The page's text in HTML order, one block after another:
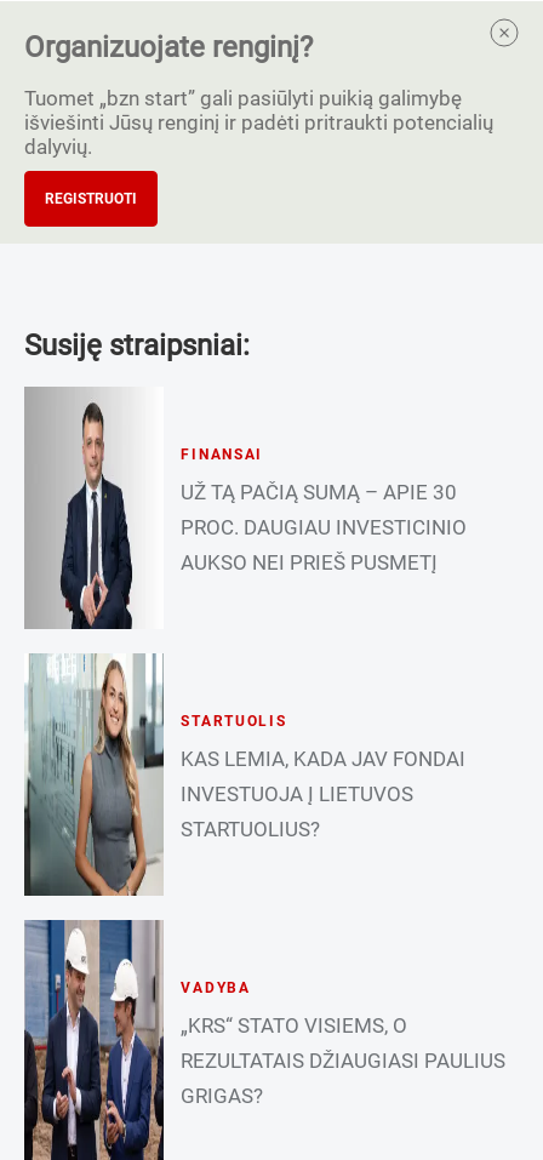
Organizuojate renginį?
Tuomet „bzn start” gali pasiūlyti puikią galimybę
išviešinti Jūsų renginį ir padėti pritraukti potencialių
dalyvių.
REGISTRUOTI
Susiję straipsniai:
FINANSAI
UŽ TĄ PAČIĄ SUMĄ – APIE 30
PROC. DAUGIAU INVESTICINIO
AUKSO NEI PRIEŠ PUSMETĮ
STARTUOLIS
KAS LEMIA, KADA JAV FONDAI
INVESTUOJA Į LIETUVOS
STARTUOLIUS?
VADYBA
„KRS“ STATO VISIEMS, O
REZULTATAIS DŽIAUGIASI PAULIUS
GRIGAS?